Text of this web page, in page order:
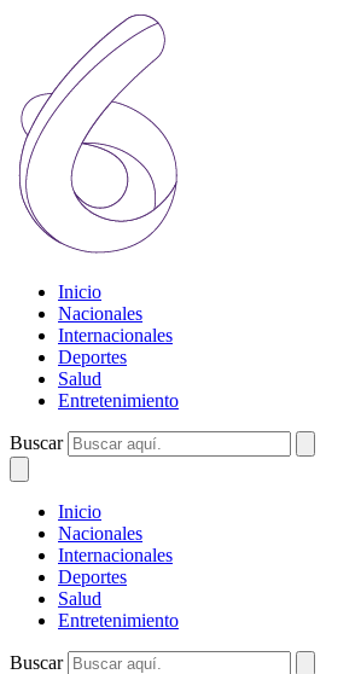
Inicio
Nacionales
Internacionales
Deportes
Salud
Entretenimiento
Buscar
Inicio
Nacionales
Internacionales
Deportes
Salud
Entretenimiento
Buscar